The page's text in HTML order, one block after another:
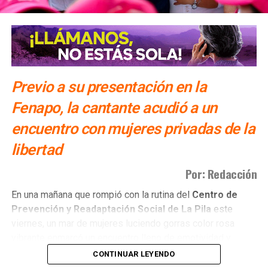
Previo a su presentación en la
Fenapo, la cantante acudió a un
encuentro con mujeres privadas de la
libertad
Por: Redacción
​En una mañana que rompió con la rutina del Centro de
Prevención y Readaptación Social de La Pila este
CONTINUAR LEYENDO